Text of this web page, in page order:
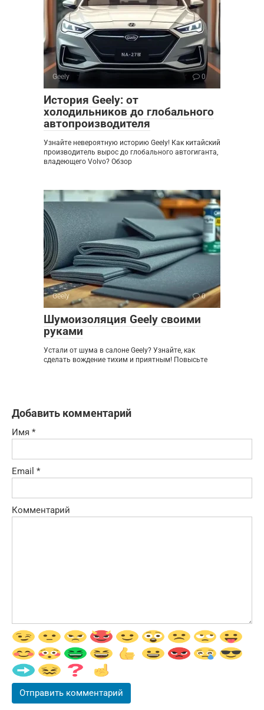
Geely 0
История Geely: от
холодильников до глобального
автопроизводителя
Узнайте невероятную историю Geely! Как китайский
производитель вырос до глобального автогиганта,
владеющего Volvo? Обзор
Geely 0
Шумоизоляция Geely своими
руками
Устали от шума в салоне Geely? Узнайте, как
сделать вождение тихим и приятным! Повысьте
Добавить комментарий
Имя *
Email *
Комментарий